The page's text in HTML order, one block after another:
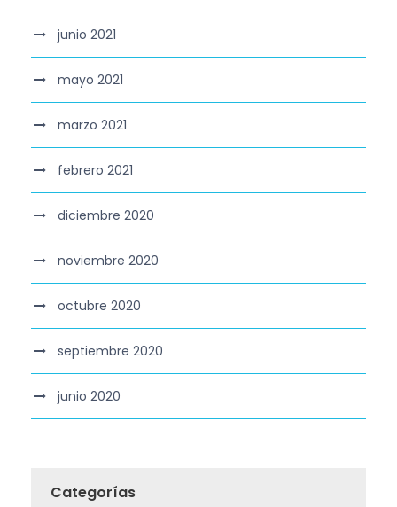
junio 2021
mayo 2021
marzo 2021
febrero 2021
diciembre 2020
noviembre 2020
octubre 2020
septiembre 2020
junio 2020
Categorías